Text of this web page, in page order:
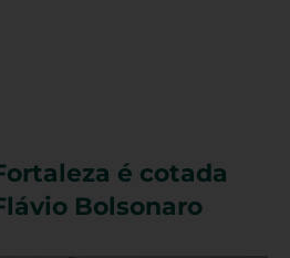
é cotada
Bolsonaro